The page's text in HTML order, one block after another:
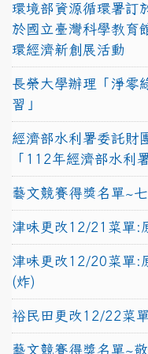
環境部資源循環署訂
於國立臺灣科學教育
環經濟新創展活動
長榮大學辦理「淨零
習」
經濟部水利署委託財
「112年經濟部水利
藝文競賽得獎名單~
津味更改12/21菜單:
津味更改12/20菜單:
(炸)
裕民田更改12/22菜
藝文競賽得獎名單~